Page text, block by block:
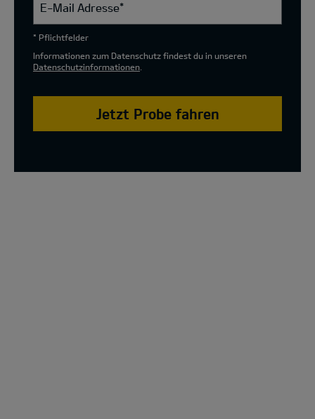
E-Mail Adresse*
* Pflichtfelder
Informationen zum Datenschutz findest du in unseren
Datenschutzinformationen
Jetzt Probe fahren